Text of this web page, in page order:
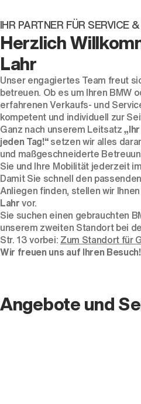
Der neue BMW
Geschaffen, um
IHR PARTNER FÜR SERVICE
Herzlich
Lahr
Unser engagiertes Team freut
betreuen. Ob es um Ihren BMW
erfahrenen Verkaufs- und
kompetent und individuell zur
Ganz nach unserem Leitsatz
jeden Tag!“setzen wir alles
und maßgeschneiderte
Sie und Ihre Mobilität jederzeit
Damit Sie schnell den
Anliegen finden, stellen wir
Lahrvor.
Sie suchen einen gebrauchten
unserem zweiten Standort bei
Str. 13 vorbei: Zum Standort für
Wir freuen uns auf Ihren Besuch!
Angebote und